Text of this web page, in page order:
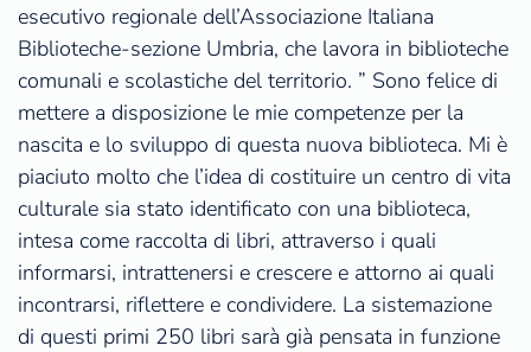
esecutivo regionale dell’Associazione Italiana
Biblioteche-sezione Umbria, che lavora in biblioteche
comunali e scolastiche del territorio. ” Sono felice di
mettere a disposizione le mie competenze per la
nascita e lo sviluppo di questa nuova biblioteca. Mi è
piaciuto molto che l’idea di costituire un centro di vita
culturale sia stato identificato con una biblioteca,
intesa come raccolta di libri, attraverso i quali
informarsi, intrattenersi e crescere e attorno ai quali
incontrarsi, riflettere e condividere. La sistemazione
di questi primi 250 libri sarà già pensata in funzione